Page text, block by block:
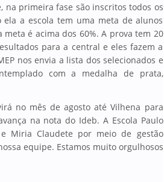
na primeira fase são inscritos todos os
a escola tem uma meta de alunos
é acima dos 60%. A prova tem 20
para a central e eles fazem a
nos envia a lista dos selecionados e
com a medalha de prata,
no mês de agosto até Vilhena para
na nota do Ideb. A Escola Paulo
Miria Claudete por meio de gestão
equipe. Estamos muito orgulhosos